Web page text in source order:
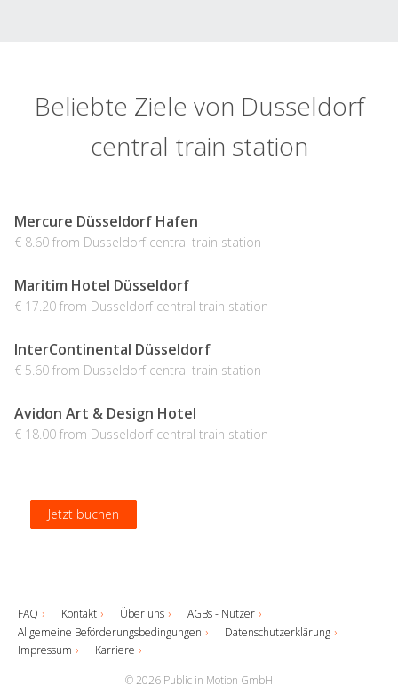
Beliebte Ziele von Dusseldorf
central train station
Mercure Düsseldorf Hafen
€ 8.60 from Dusseldorf central train station
Jetzt buchen
Maritim Hotel Düsseldorf
€ 17.20 from Dusseldorf central train station
Jetzt buchen
InterContinental Düsseldorf
€ 5.60 from Dusseldorf central train station
Jetzt buchen
Avidon Art & Design Hotel
€ 18.00 from Dusseldorf central train station
Jetzt buchen
FAQ Kontakt Über uns
AGBs - Nutzer
Allgemeine Beförderungsbedingungen
Datenschutzerklärung
Impressum
Karriere
© 2026 Public in Motion GmbH